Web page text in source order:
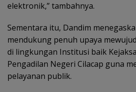
elektronik,” tambahnya.
Sementara itu, Dandim
mendukung penuh upaya
di lingkungan Institusi baik
Pengadilan Negeri Cilacap guna
pelayanan publik.